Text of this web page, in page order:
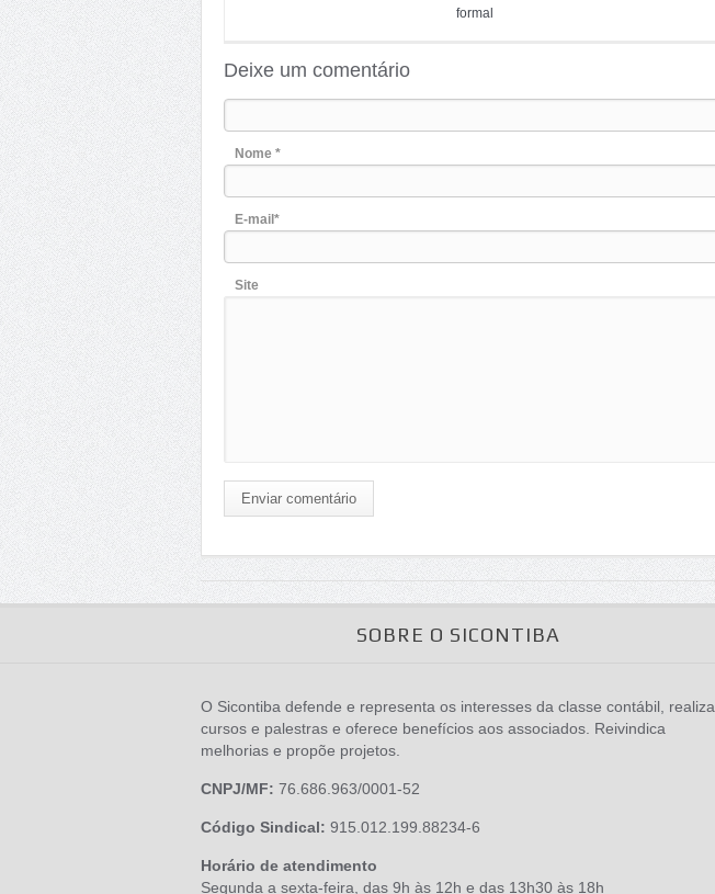
formal
Deixe um comentário
Nome *
E-mail*
Site
Enviar comentário
SOBRE O SICONTIBA
O Sicontiba defende e representa os interesses da classe contábil, realiza
cursos e palestras e oferece benefícios aos associados. Reivindica
melhorias e propõe projetos.
CNPJ/MF: 76.686.963/0001-52
Código Sindical: 915.012.199.88234-6
Horário de atendimento
Segunda a sexta-feira, das 9h às 12h e das 13h30 às 18h